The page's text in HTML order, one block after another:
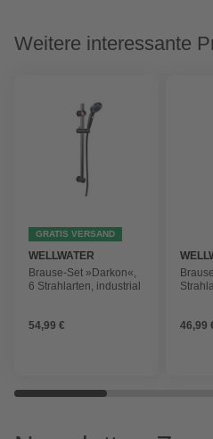
Weitere interessante
GRATIS VERSAND
WELLWATER
Brause-Set »Darkon«,
6 Strahlarten, industrial
54,99 € 46,99